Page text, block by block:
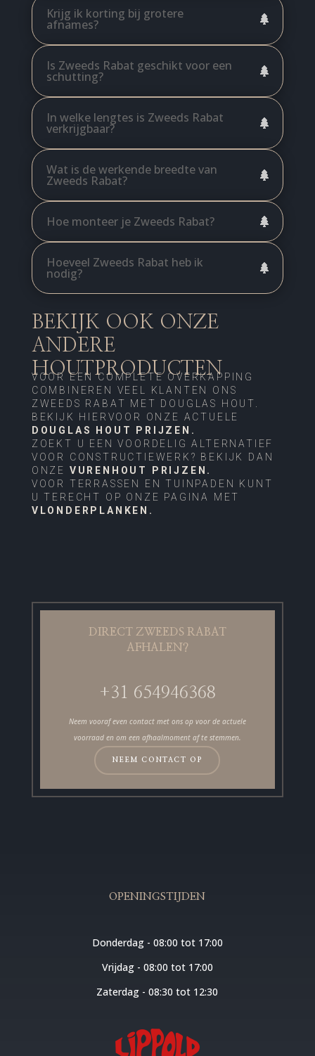
Krijg ik korting bij grotere
afnames?
Is Zweeds Rabat geschikt voor een
schutting?
In welke lengtes is Zweeds Rabat
verkrijgbaar?
Wat is de werkende breedte van
Zweeds Rabat?
Hoe monteer je Zweeds Rabat?
Hoeveel Zweeds Rabat heb ik
nodig?
BEKIJK OOK ONZE
ANDERE
HOUTPRODUCTEN
VOOR EEN COMPLETE OVERKAPPING
COMBINEREN VEEL KLANTEN ONS
ZWEEDS RABAT MET DOUGLAS HOUT.
BEKIJK HIERVOOR ONZE ACTUELE
DOUGLAS HOUT PRIJZEN.
ZOEKT U EEN VOORDELIG ALTERNATIEF
VOOR CONSTRUCTIEWERK? BEKIJK DAN
ONZE VURENHOUT PRIJZEN.
VOOR TERRASSEN EN TUINPADEN KUNT
U TERECHT OP ONZE PAGINA MET
VLONDERPLANKEN.
DIRECT ZWEEDS RABAT
AFHALEN?
+31 654946368
Neem vooraf even contact met ons op voor de actuele
voorraad en om een afhaalmoment af te stemmen.
NEEM CONTACT OP
OPENINGSTIJDEN
Donderdag - 08:00 tot 17:00
Vrijdag - 08:00 tot 17:00
Zaterdag - 08:30 tot 12:30